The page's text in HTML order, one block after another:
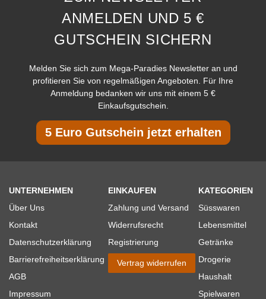
ANMELDEN UND 5 €
GUTSCHEIN SICHERN
Melden Sie sich zum Mega-Paradies Newsletter an und
profitieren Sie von regelmäßigen Angeboten. Für Ihre
Anmeldung bedanken wir uns mit einem 5 €
Einkaufsgutschein.
5 Euro Gutschein jetzt erhalten
UNTERNEHMEN
Über Uns
Kontakt
Datenschutzerklärung
Barrierefreiheitserklärung
AGB
Impressum
EINKAUFEN
Zahlung und Versand
Widerrufsrecht
Registrierung
Vertrag widerrufen
KATEGORIEN
Süsswaren
Lebensmittel
Getränke
Drogerie
Haushalt
Spielwaren